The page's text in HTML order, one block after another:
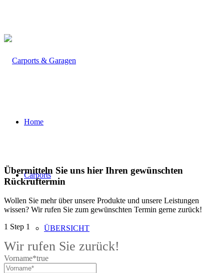
Home
Carports
ÜBERSICHT
Übermitteln Sie uns hier Ihren gewünschten
Rückruftermin
Wollen Sie mehr über unsere Produkte und unsere Leistungen
wissen? Wir rufen Sie zum gewünschten Termin gerne zurück!
1 Step 1
Wir rufen Sie zurück!
Vorname*true